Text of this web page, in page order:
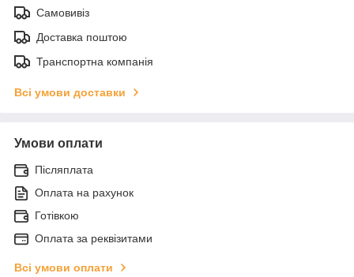
Самовивіз
Доставка поштою
Транспортна компанія
Всі умови доставки
Умови оплати
Післяплата
Оплата на рахунок
Готівкою
Оплата за реквізитами
Всі умови оплати